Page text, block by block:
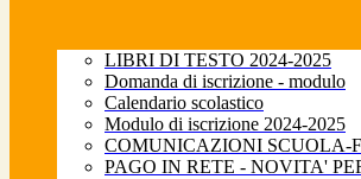
LIBRI DI TESTO 2024-2025
Domanda di iscrizione - modulo
Calendario scolastico
Modulo di iscrizione 2024-2025
COMUNICAZIONI SCUOLA-
PAGO IN RETE - NOVITA'